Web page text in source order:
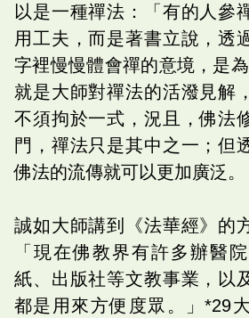
以是一種禪法：「有的人參
用工夫，而是著書立說，透
字裡慢慢體會禪的意境，是
就是大師對禪法的活潑見解
不須拘於一式，況且，佛法
門，禪法只是其中之一；但
佛法的流傳就可以更加廣泛。
誠如大師講到《法華經》的
「現在佛教界有許多辦醫
紙、出版社等文教事業，以
都是用來方便度眾。」*29